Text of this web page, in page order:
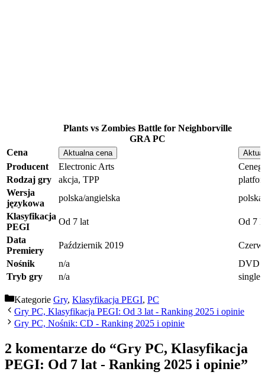
Plants vs Zombies Battle for Neighborville
GRA PC
Cena
Aktualna cena
Producent Electronic Arts
Rodzaj gry
akcja, TPP
Wersja
językowa
polska/angielska
Klasyfikacja
PEGI
Od 7 lat
Od 7
Data
Premiery
Październik 2019
Nośnik
n/a
DVD
Tryb gry
n/a single
Kategorie Gry, Klasyfikacja PEGI, PC
Gry PC, Klasyfikacja PEGI: Od 3 lat - Ranking 2025 i opinie
Gry PC, Nośnik: CD - Ranking 2025 i opinie
2 komentarze do “Gry PC, Klasyfikacja
PEGI: Od 7 lat - Ranking 2025 i opinie”